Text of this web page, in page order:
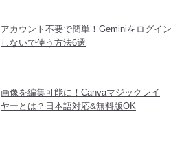
アカウント不要で簡単！Geminiをログイン
しないで使う方法6選
画像を編集可能に！Canvaマジックレイ
ヤーとは？日本語対応&無料版OK